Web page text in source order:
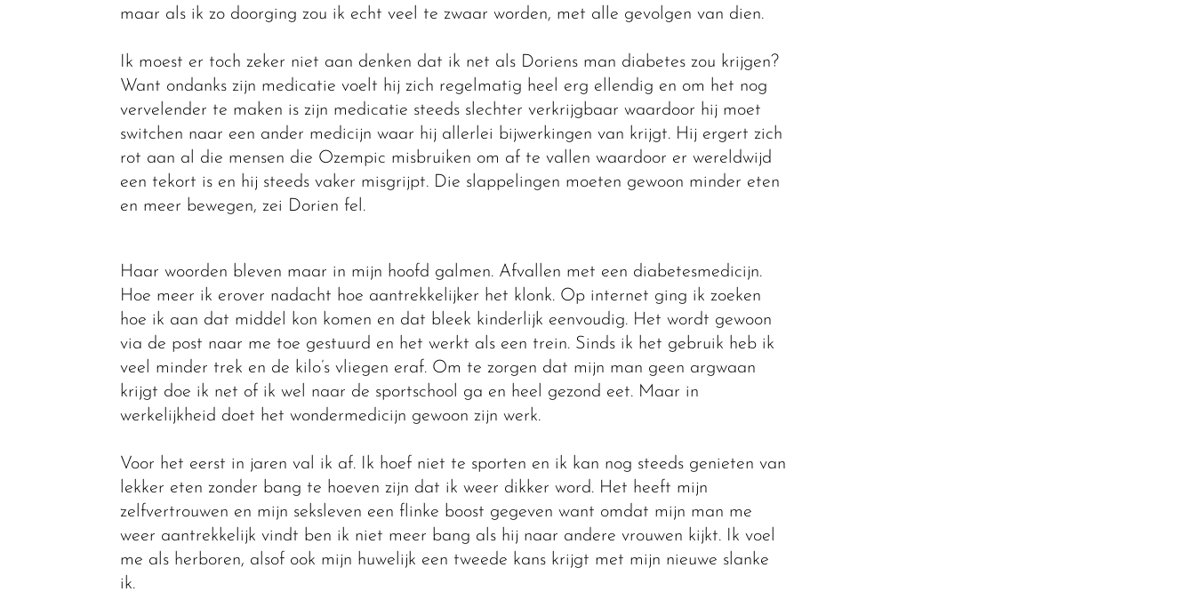
maar als ik zo doorging zou ik echt veel te zwaar worden, met alle gevolgen van dien.
Ik moest er toch zeker niet aan denken dat ik net als Doriens man diabetes zou krijgen?
Want ondanks zijn medicatie voelt hij zich regelmatig heel erg ellendig en om het nog
vervelender te maken is zijn medicatie steeds slechter verkrijgbaar waardoor hij moet
switchen naar een ander medicijn waar hij allerlei bijwerkingen van krijgt. Hij ergert zich
rot aan al die mensen die Ozempic misbruiken om af te vallen waardoor er wereldwijd
een tekort is en hij steeds vaker misgrijpt. Die slappelingen moeten gewoon minder eten
en meer bewegen, zei Dorien fel.
Haar woorden bleven maar in mijn hoofd galmen. Afvallen met een diabetesmedicijn.
Hoe meer ik erover nadacht hoe aantrekkelijker het klonk. Op internet ging ik zoeken
hoe ik aan dat middel kon komen en dat bleek kinderlijk eenvoudig. Het wordt gewoon
via de post naar me toe gestuurd en het werkt als een trein. Sinds ik het gebruik heb ik
veel minder trek en de kilo’s vliegen eraf. Om te zorgen dat mijn man geen argwaan
krijgt doe ik net of ik wel naar de sportschool ga en heel gezond eet. Maar in
werkelijkheid doet het wondermedicijn gewoon zijn werk.
Voor het eerst in jaren val ik af. Ik hoef niet te sporten en ik kan nog steeds genieten van
lekker eten zonder bang te hoeven zijn dat ik weer dikker word. Het heeft mijn
zelfvertrouwen en mijn seksleven een flinke boost gegeven want omdat mijn man me
weer aantrekkelijk vindt ben ik niet meer bang als hij naar andere vrouwen kijkt. Ik voel
me als herboren, alsof ook mijn huwelijk een tweede kans krijgt met mijn nieuwe slanke
ik.